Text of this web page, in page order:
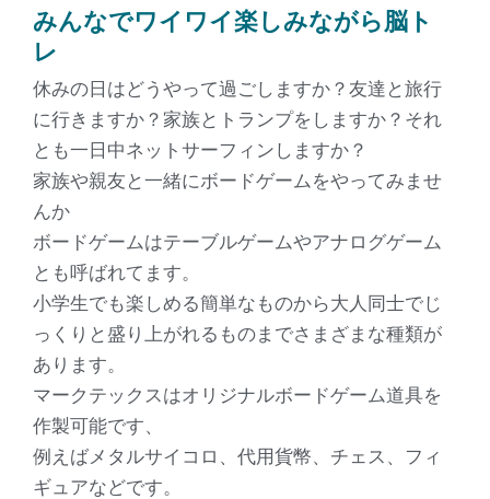
みんなでワイワイ楽しみながら脳ト
レ
休みの日はどうやって過ごしますか？友達と旅行
に行きますか？家族とトランプをしますか？それ
とも一日中ネットサーフィンしますか？
家族や親友と一緒にボードゲームをやってみませ
んか
ボードゲームはテーブルゲームやアナログゲーム
とも呼ばれてます。
小学生でも楽しめる簡単なものから大人同士でじ
っくりと盛り上がれるものまでさまざまな種類が
あります。
マークテックスはオリジナルボードゲーム道具を
作製可能です、
例えばメタルサイコロ、代用貨幣、チェス、フィ
ギュアなどです。